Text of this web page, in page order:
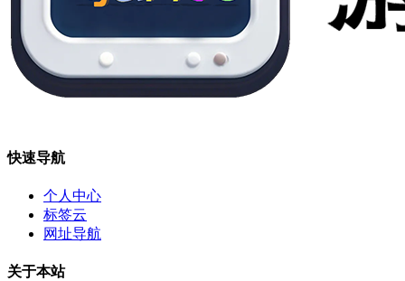
快速导航
个人中心
标签云
网址导航
关于本站